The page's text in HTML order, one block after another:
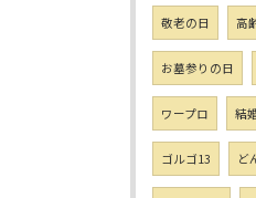
敬老の日 高
お墓参りの日
ワープロ 結
ゴルゴ13 ど